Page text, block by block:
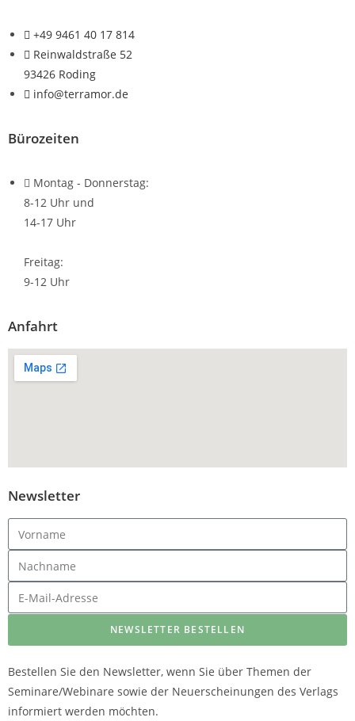
+49 9461 40 17 814
Reinwaldstraße 52
93426 Roding
info@terramor.de
Bürozeiten
Montag - Donnerstag:
8-12 Uhr und
14-17 Uhr
Freitag:
9-12 Uhr
Anfahrt
Newsletter
NEWSLETTER BESTELLEN
Bestellen Sie den Newsletter, wenn Sie über Themen der
Seminare/Webinare sowie der Neuerscheinungen des Verlags
informiert werden möchten.